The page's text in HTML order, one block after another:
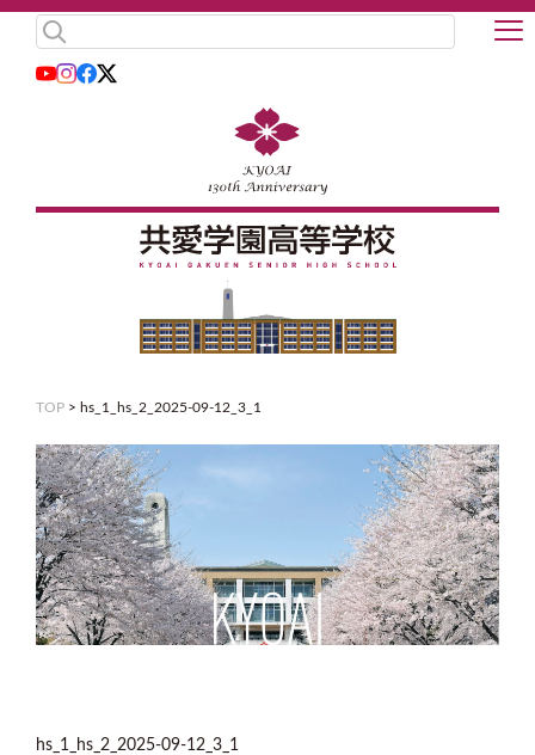
TOP > hs_1_hs_2_2025-09-12_3_1
hs_1_hs_2_2025-09-12_3_1